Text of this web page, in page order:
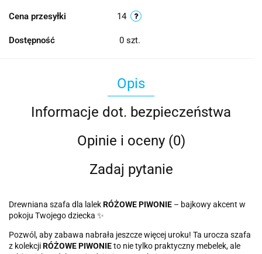
Cena przesyłki 14
Dostępność 0 szt.
Opis
Informacje dot. bezpieczeństwa
Opinie i oceny (0)
Zadaj pytanie
Drewniana szafa dla lalekRÓŻOWE PIWONIE – bajkowy akcent w
pokoju Twojego dziecka ✨
Pozwól, aby zabawa nabrała jeszcze więcej uroku! Ta urocza szafa
z kolekcjiRÓŻOWE PIWONIEto nie tylko praktyczny mebelek, ale